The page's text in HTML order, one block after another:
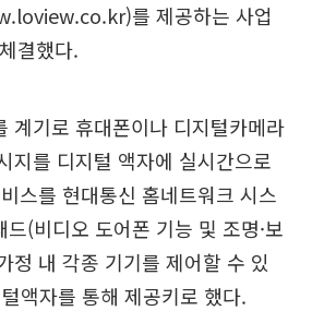
를 제공하는 사업
결했다.
계기로 휴대폰이나 디지털카메라
지를 디지털 액자에 실시간으로
스를 현대통신 홈네트워크 시스
(비디오 도어폰 기능 및 조명·보
정 내 각종 기기를 제어할 수 있
액자를 통해 제공키로 했다.